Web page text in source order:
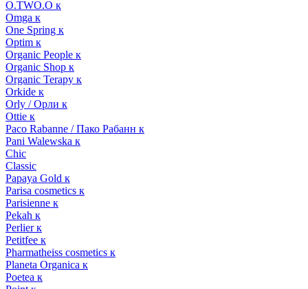
O.TWO.O к
Omga к
One Spring к
Optim к
Organic People к
Organic Shop к
Organic Terapy к
Orkide к
Orly / Орли к
Ottie к
Paco Rabanne / Пако Рабанн к
Pani Walewska к
Chic
Classic
Papaya Gold к
Parisa cosmetics к
Parisienne к
Pekah к
Perlier к
Petitfee к
Pharmatheiss cosmetics к
Planeta Organica к
Poetea к